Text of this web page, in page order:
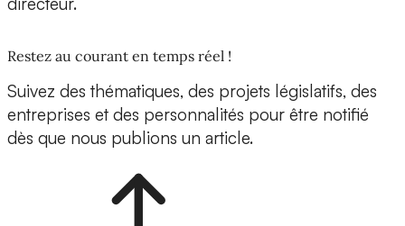
Restez au courant en temps réel !
Suivez des thématiques, des projets législatifs, des
entreprises et des personnalités pour être notifié
dès que nous publions un article.